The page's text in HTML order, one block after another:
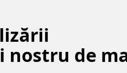
de